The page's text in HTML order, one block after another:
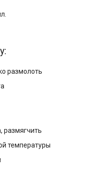
размолоть
размягчить
температуры